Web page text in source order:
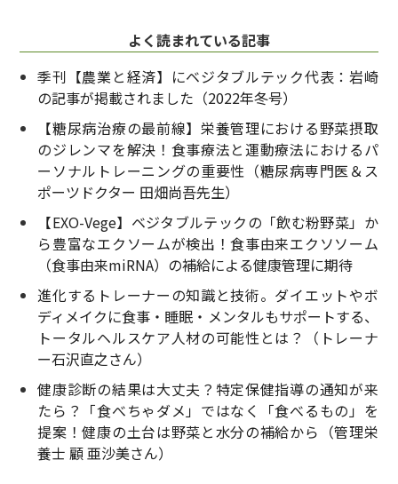
よく読まれている記事
季刊【農業と経済】にベジタブルテック代表：岩崎
の記事が掲載されました（2022年冬号）
【糖尿病治療の最前線】栄養管理における野菜摂取
のジレンマを解決！食事療法と運動療法におけるパ
ーソナルトレーニングの重要性（糖尿病専門医＆ス
ポーツドクター 田畑尚吾先生）
【EXO-Vege】ベジタブルテックの「飲む粉野菜」か
ら豊富なエクソームが検出！食事由来エクソソーム
（食事由来miRNA）の補給による健康管理に期待
進化するトレーナーの知識と技術。ダイエットやボ
ディメイクに食事・睡眠・メンタルもサポートする、
トータルヘルスケア人材の可能性とは？（トレーナ
ー石沢直之さん）
健康診断の結果は大丈夫？特定保健指導の通知が来
たら？「食べちゃダメ」ではなく「食べるもの」を
提案！健康の土台は野菜と水分の補給から（管理栄
養士 顧 亜沙美さん）